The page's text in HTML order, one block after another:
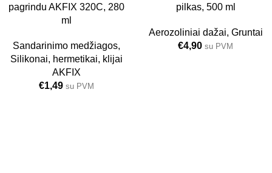
24 VNT.
pagrindu AKFIX 320C, 280
ml
Sandarinimo medžiagos,
Silikonai, hermetikai, klijai
AKFIX
€1,49 su PVM
pilkas, 500 ml
Aerozoliniai dažai, Gruntai
€4,90 su PVM